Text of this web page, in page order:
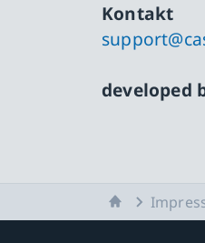
Kontakt
developed
Startseite